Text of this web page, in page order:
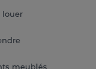
louer
meublés